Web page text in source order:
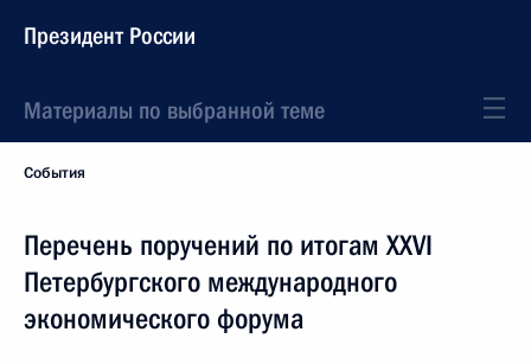
Президент России
Материалы по выбранной теме
События
Перечень поручений по итогам XXVI
Петербургского международного
экономического форума